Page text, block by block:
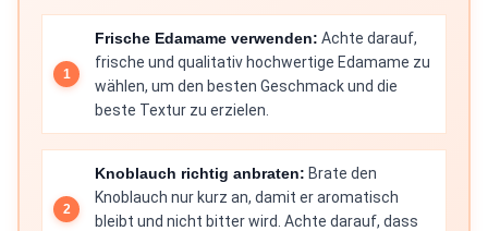
Frische Edamame verwenden: Achte darauf,
frische und qualitativ hochwertige Edamame zu
wählen, um den besten Geschmack und die
beste Textur zu erzielen.
Knoblauch richtig anbraten: Brate den
Knoblauch nur kurz an, damit er aromatisch
bleibt und nicht bitter wird. Achte darauf, dass